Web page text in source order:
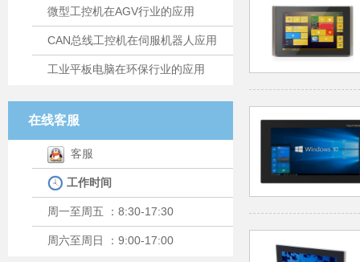
微型工控机在AGV行业的应用
CAN总线工控机在伺服机器人应用
工业平板电脑在环保行业的应用
在线客服
客服
工作时间
周一至周五 ：8:30-17:30
周六至周日 ：9:00-17:00